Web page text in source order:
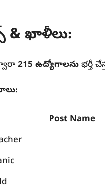
& ఖాళీలు:
215 ఉద్యోగాలను భర్తీ
Post Name